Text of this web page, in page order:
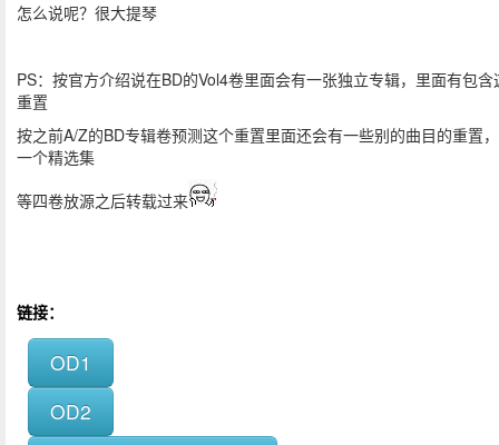
怎么说呢？很大提琴
PS：按官方介绍说在BD的Vol4卷里面会有一张独立专辑，里面有包含
重置
按之前A/Z的BD专辑卷预测这个重置里面还会有一些别的曲目的重置
一个精选集
等四卷放源之后转载过来
链接：
OD1
OD2